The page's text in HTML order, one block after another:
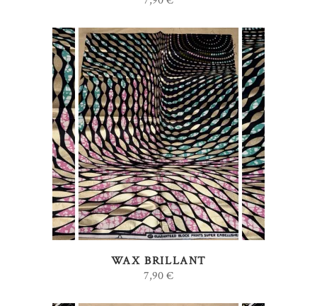
AJOUTER AU PANIER
WAX BRILLANT
7,90€